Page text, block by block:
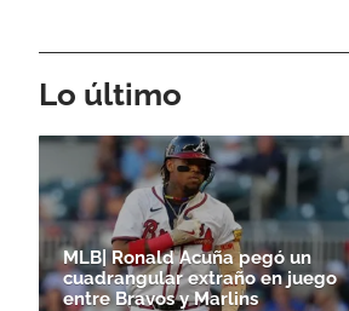
Lo último
MLB| Ronald Acuña pegó un
cuadrangular extraño en juego
entre Bravos y Marlins